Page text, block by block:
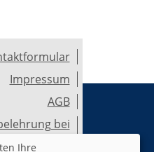
Impressum
AGB
bei
Ihre